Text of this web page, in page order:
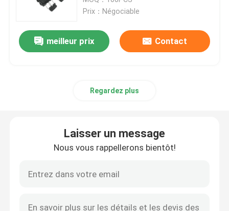
Fibre optique Splitter PLC
24cores
Prix：Négociable
meilleur prix Contact
Regardez plus
Laisser un message
Nous vous rappellerons bientôt!